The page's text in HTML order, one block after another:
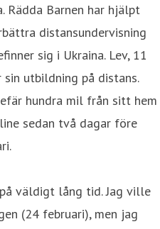
Rädda Barnen har hjälpt
distansundervisning
sig i Ukraina. Lev, 11
utbildning på distans.
hundra mil från sitt hem
sedan två dagar före
väldigt lång tid. Jag ville
(24 februari), men jag